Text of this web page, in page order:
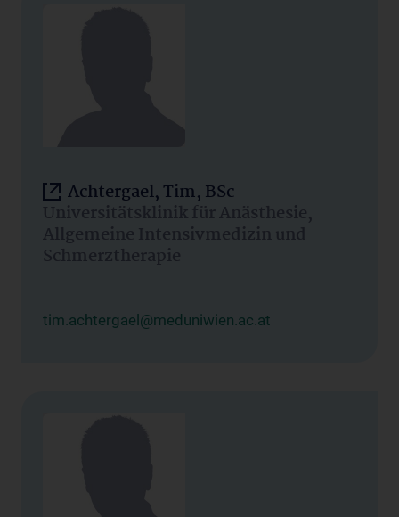
Achtergael, Tim, BSc
Universitätsklinik für Anästhesie,
Allgemeine Intensivmedizin und
Schmerztherapie
tim.achtergael@meduniwien.ac.at